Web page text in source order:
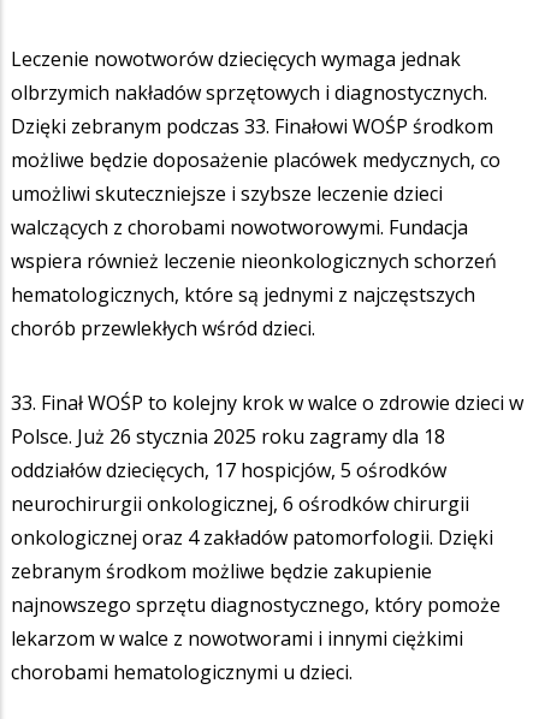
Leczenie nowotworów dziecięcych wymaga jednak
olbrzymich nakładów sprzętowych i diagnostycznych.
Dzięki zebranym podczas 33. Finałowi WOŚP środkom
możliwe będzie doposażenie placówek medycznych, co
umożliwi skuteczniejsze i szybsze leczenie dzieci
walczących z chorobami nowotworowymi. Fundacja
wspiera również leczenie nieonkologicznych schorzeń
hematologicznych, które są jednymi z najczęstszych
chorób przewlekłych wśród dzieci.
33. Finał WOŚP to kolejny krok w walce o zdrowie dzieci w
Polsce. Już 26 stycznia 2025 roku zagramy dla 18
oddziałów dziecięcych, 17 hospicjów, 5 ośrodków
neurochirurgii onkologicznej, 6 ośrodków chirurgii
onkologicznej oraz 4 zakładów patomorfologii. Dzięki
zebranym środkom możliwe będzie zakupienie
najnowszego sprzętu diagnostycznego, który pomoże
lekarzom w walce z nowotworami i innymi ciężkimi
chorobami hematologicznymi u dzieci.